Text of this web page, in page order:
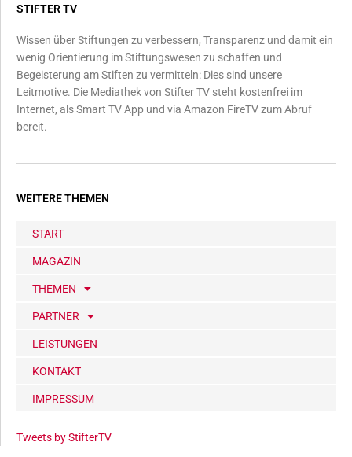
STIFTER TV
Wissen über Stiftungen zu verbessern, Transparenz und damit ein
wenig Orientierung im Stiftungswesen zu schaffen und
Begeisterung am Stiften zu vermitteln: Dies sind unsere
Leitmotive. Die Mediathek von Stifter TV steht kostenfrei im
Internet, als Smart TV App und via Amazon FireTV zum Abruf
bereit.
WEITERE THEMEN
START
MAGAZIN
THEMEN
PARTNER
LEISTUNGEN
KONTAKT
IMPRESSUM
Tweets by StifterTV